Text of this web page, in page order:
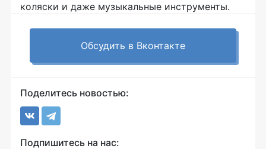
коляски и даже музыкальные инструменты.
Обсудить в Вконтакте
Поделитесь новостью:
Подпишитесь на нас: